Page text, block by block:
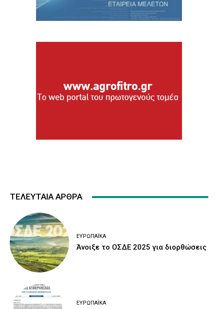
ΤΕΛΕΥΤΑΙΑ ΑΡΘΡΑ
ΕΥΡΩΠΑΪΚΆ
Άνοιξε το ΟΣΔΕ 2025 για διορθώσεις
ΕΥΡΩΠΑΪΚΆ